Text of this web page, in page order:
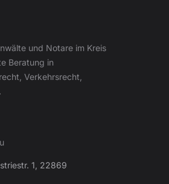
und Notare im Kreis
Beratung in
Verkehrsrecht,
1, 22869